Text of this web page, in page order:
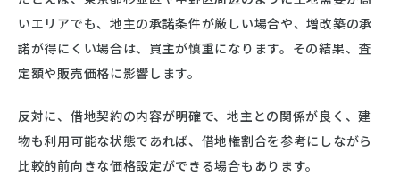
いエリアでも、地主の承諾条件が厳しい場合や、増改築の承
諾が得にくい場合は、買主が慎重になります。その結果、査
定額や販売価格に影響します。
反対に、借地契約の内容が明確で、地主との関係が良く、建
物も利用可能な状態であれば、借地権割合を参考にしながら
比較的前向きな価格設定ができる場合もあります。